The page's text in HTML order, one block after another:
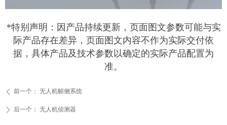
*特别声明：因产品持续更新，页面图文参数可能与实
际产品存在差异，页面图文内容不作为实际交付依
据，具体产品及技术参数以确定的实际产品配置为
准。
ꄴ 前一个： 无人机帧侧系统
ꄲ 后一个： 无人机侦测器